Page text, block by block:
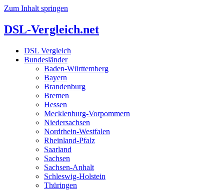
Zum Inhalt springen
DSL-Vergleich.net
DSL Vergleich
Bundesländer
Baden-Württemberg
Bayern
Brandenburg
Bremen
Hessen
Mecklenburg-Vorpommern
Niedersachsen
Nordrhein-Westfalen
Rheinland-Pfalz
Saarland
Sachsen
Sachsen-Anhalt
Schleswig-Holstein
Thüringen